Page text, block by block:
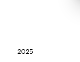
2025